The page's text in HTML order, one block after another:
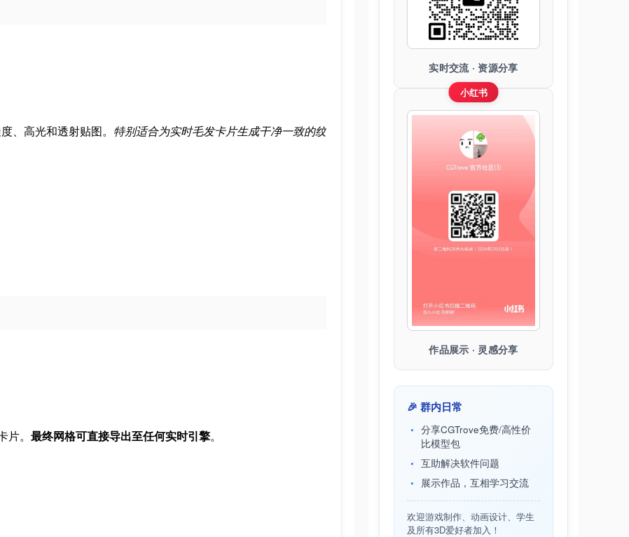
、高光和透射贴图。 特别适合为实时毛发卡片生成干净一致的纹
片。 最终网格可直接导出至任何实时引擎。
实时交流 · 资源分享
小红书
作品展示 · 灵感分享
🎉 群内日常
分享CGTrove免费/高性价
比模型包
互助解决软件问题
展示作品，互相学习交流
欢迎游戏制作、动画设计、学生
及所有3D爱好者加入！